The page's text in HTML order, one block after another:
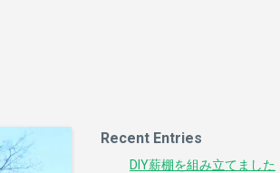
Recent Entries
DIY薪棚を組み立てました